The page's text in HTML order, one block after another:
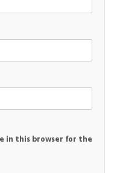
in this browser for the